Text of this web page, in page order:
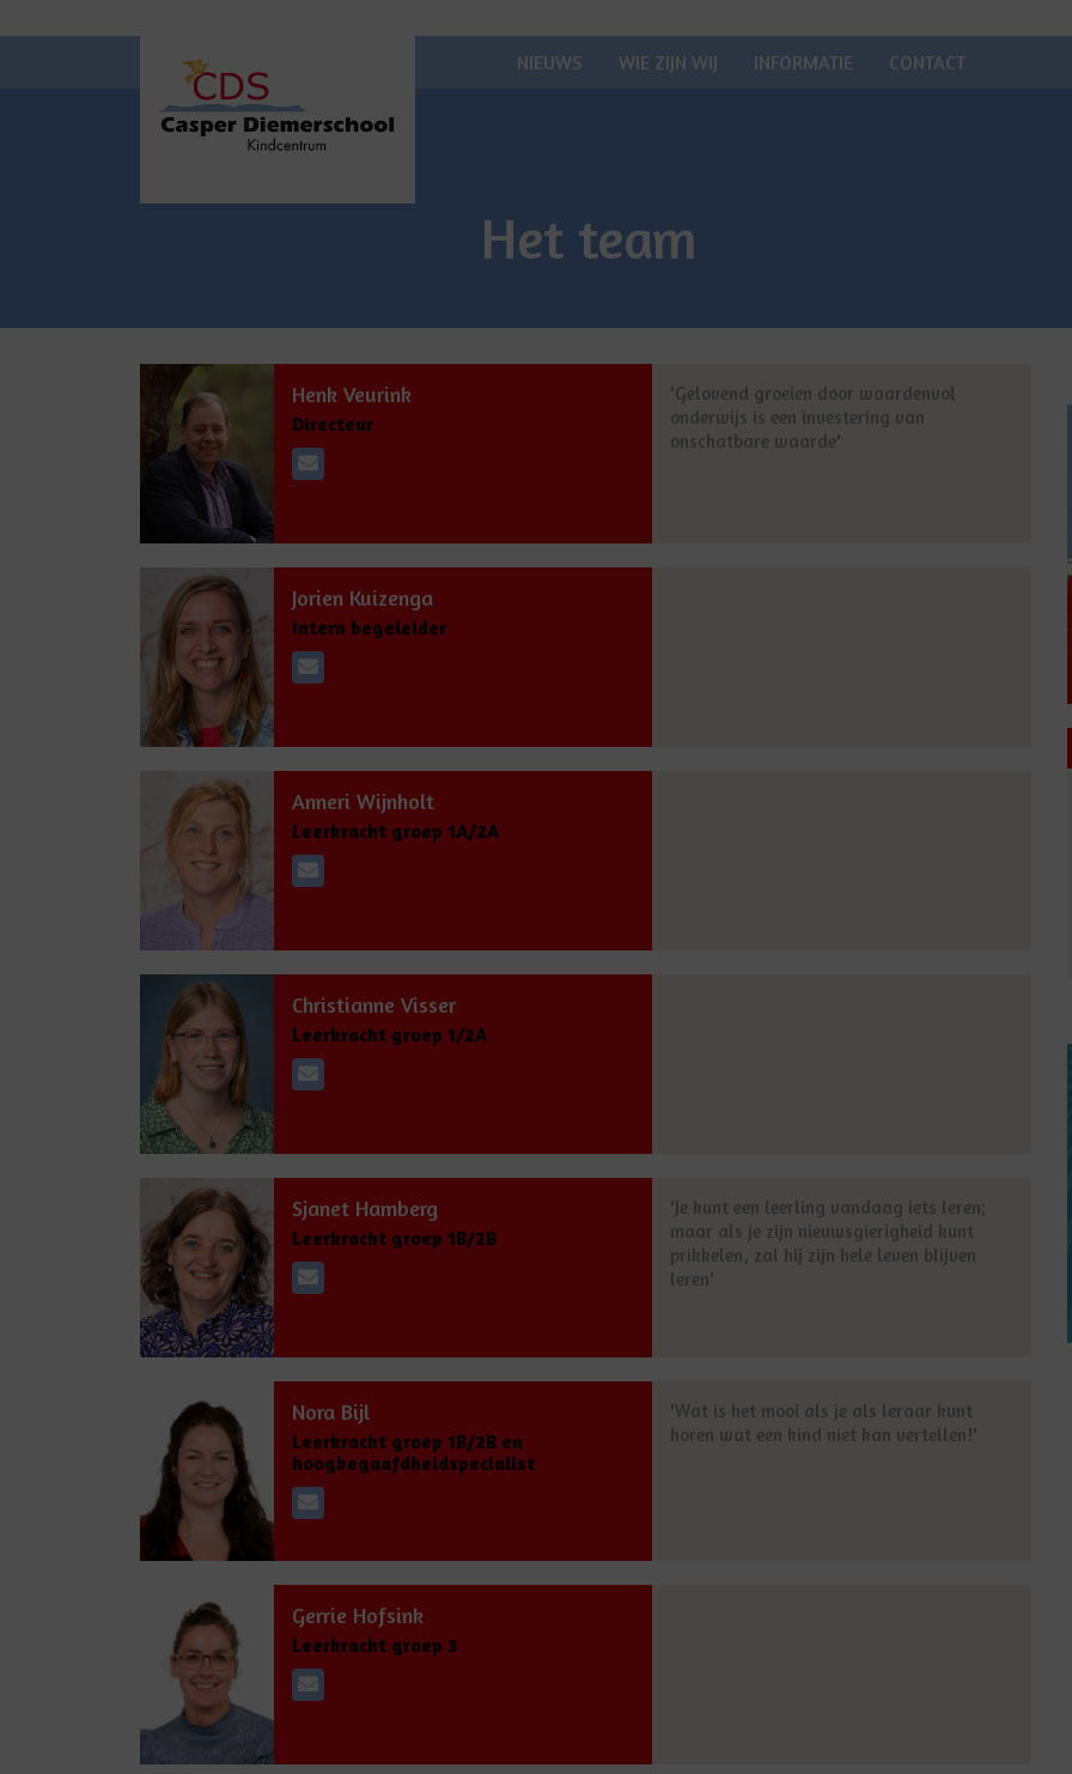
NIEUWS WIE ZIJN WIJ INFORMATIE CONTACT
Het team
Henk Veurink
Directeur
'Gelovend groeien door waardenvol
onderwijs is een investering van
onschatbare waarde'
Jorien Kuizenga
Intern begeleider
Anneri Wijnholt
Leerkracht groep 1A/2A
Christianne Visser
Leerkracht groep 1/2A
Sjanet Hamberg
Leerkracht groep 1B/2B
'Je kunt een leerling vandaag iets leren;
maar als je zijn nieuwsgierigheid kunt
prikkelen, zal hij zijn hele leven blijven
leren'
Nora Bijl
Leerkracht groep 1B/2B en
hoogbegaafdheidspecialist
'Wat is het mooi als je als leraar kunt
horen wat een kind niet kan vertellen!'
Gerrie Hofsink
Leerkracht groep 3